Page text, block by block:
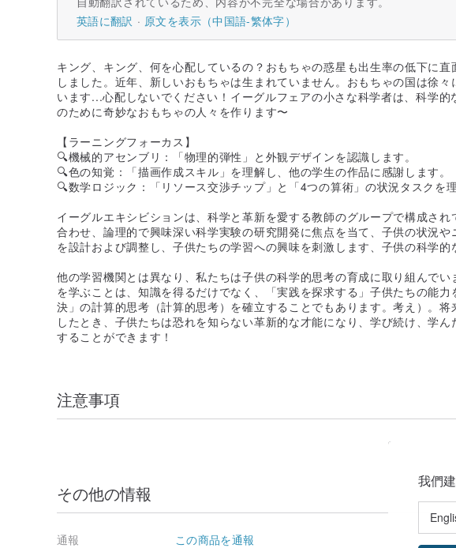
英語に翻訳
原文を表示（中国語-繁体字）
キング、キング、何を心配しているの？おもちゃの惑星も出生率の低下に直
しました。近年、新しいおもちゃは生まれていません。おもちゃの国は徐々
います...心配しないでください！イーグルフェアの小さな科学者は、科学的
のために奇妙なおもちゃの人々を作ります〜
【ラーニングフォーカス】
🔍機械的アセンブリ：「物理的弾性」と外観デザインを認識します。
🔍色の知覚：「描画作成スキル」を理解し、他の学生の作品に感謝します。
🔍数学ロジック：「リソース交渉チップ」と「4つの算術」の状況タスクを理
イーグルエキシビションは、科学と革新を愛する教師のグループで構成され
合わせ、論理的で興味深い科学実験の研究開発に焦点を当て、子供の状況や
を設計および調整し、子供たちの学習への興味を刺激します、子供の科学的
他の学習機関とは異なり、私たちは子供の科学的思考の育成に取り組んでい
を学ぶことは、知識を得るだけでなく、「実践を探求する」子供たちの能力
決」の計算的思考（計算的思考）を確立することでもあります。考え）。将
したとき、子供たちは恐れを知らない革新的な才能になり、学び続け、学ん
することができます！
注意事項
その他の情報
通報 この商品を通報
我們